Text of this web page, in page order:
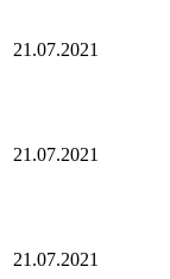
21.07.2021
21.07.2021
21.07.2021